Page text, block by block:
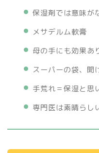
保湿剤では意味が
メサデルム軟膏
母の手にも効果あ
スーパーの袋、開
手荒れ＝保湿と思
専門医は素晴らし